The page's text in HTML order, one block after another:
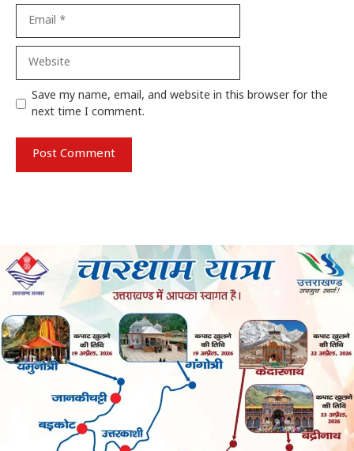
Save my name, email, and website in this browser for the
next time I comment.